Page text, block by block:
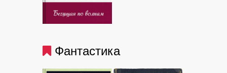
Фантастика